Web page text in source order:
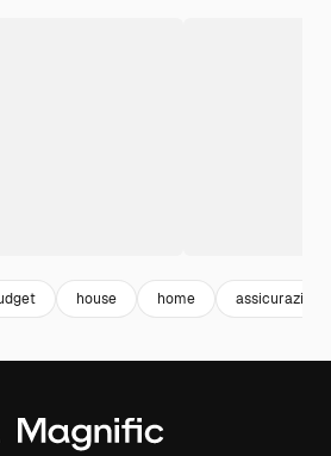
house home assicurazione